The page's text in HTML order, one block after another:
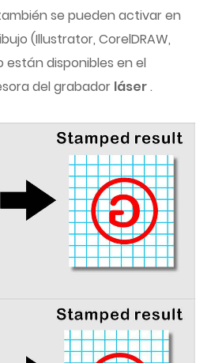
también se pueden activar en
(Illustrator, CorelDRAW,
están disponibles en el
del grabador láser.